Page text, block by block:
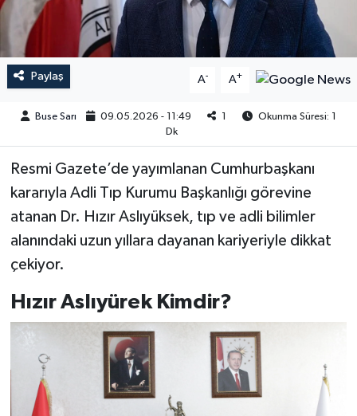
Paylaş A- A+
Buse Sarı 09.05.2026 - 11:49 1
Okunma Süresi: 1
Dk
Resmi Gazete’de yayımlanan Cumhurbaşkanı
kararıyla Adli Tıp Kurumu Başkanlığı görevine
atanan Dr. Hızır Aslıyüksek, tıp ve adli bilimler
alanındaki uzun yıllara dayanan kariyeriyle dikkat
çekiyor.
Hızır Aslıyürek Kimdir?